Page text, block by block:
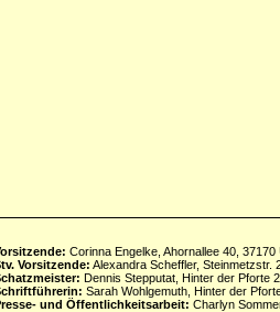
Corinna Engelke, Ahornallee 40,
Vorsitzende: Alexandra Scheffler, Steinmetzstr.
Dennis Stepputat, Hinter der Pforte
Sarah Wohlgemuth, Hinter der
und Öffentlichkeitsarbeit: Charlyn